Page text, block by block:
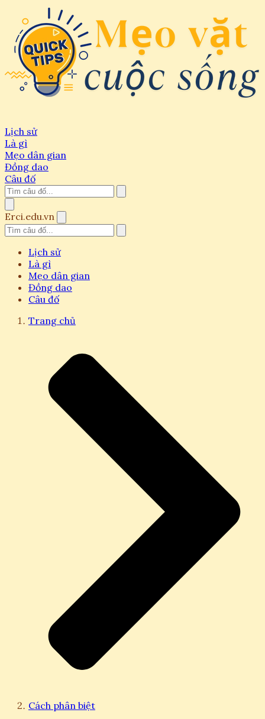
Lịch sử
Là gì
Mẹo dân gian
Đồng dao
Câu đố
Erci.edu.vn
Lịch sử
Là gì
Mẹo dân gian
Đồng dao
Câu đố
Trang chủ
Cách phân biệt